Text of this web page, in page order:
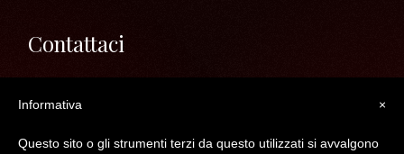
Contattaci
30020 Noventa di Piave (VE)
Mail: info@longatopianoforti.it
×
Informativa
Questo sito o gli strumenti terzi da questo utilizzati si avvalgono